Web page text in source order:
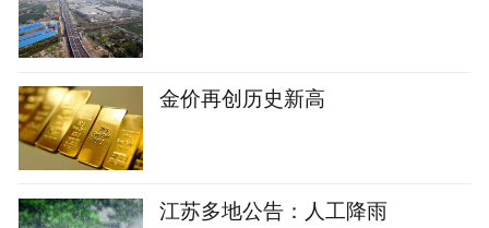
金价再创历史新高
江苏多地公告：人工降雨